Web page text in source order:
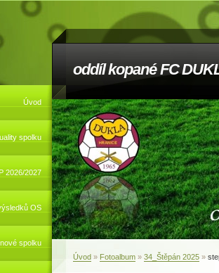
oddíl kopané FC
Úvod
spolku
2026/2027
OS
spolku
Úvod » Fotoalbum » 34_Štěpán 2025 »